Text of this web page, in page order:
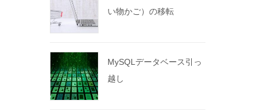
い物かご）の移転
MySQLデータベース引っ
越し